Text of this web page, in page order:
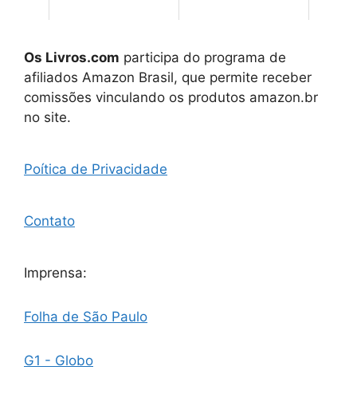
Os Livros.com participa do programa de
afiliados Amazon Brasil, que permite receber
comissões vinculando os produtos amazon.br
no site.
Poítica de Privacidade
Contato
Imprensa:
Folha de São Paulo
G1 - Globo